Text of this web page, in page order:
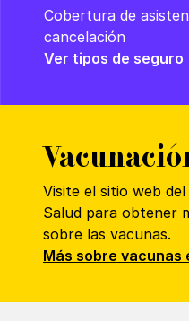
Cobertura de
cancelación
Ver tipos de seguro
Visite el sitio web
Salud para obtener
sobre las vacunas.
Más sobre vacunas